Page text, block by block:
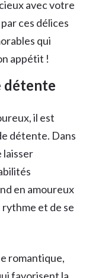
avec votre
ces délices
qui
appétit !
détente
il est
détente. Dans
laisser
en amoureux
et de se
romantique,
favorisent la